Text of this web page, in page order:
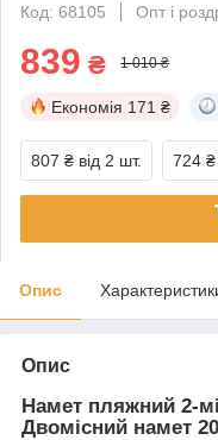
Код: 68105
Опт і
839 ₴ 1 010 ₴
Економія 171 ₴
807 ₴ від 2 шт. 724 ₴
Опис
Опис
Намет пляжний 2-
Двомісний намет